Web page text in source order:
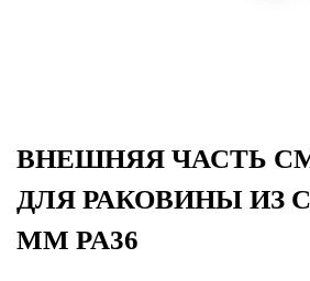
ВНЕШНЯЯ ЧАСТЬ
ДЛЯ РАКОВИНЫ ИЗ
ММ PA36